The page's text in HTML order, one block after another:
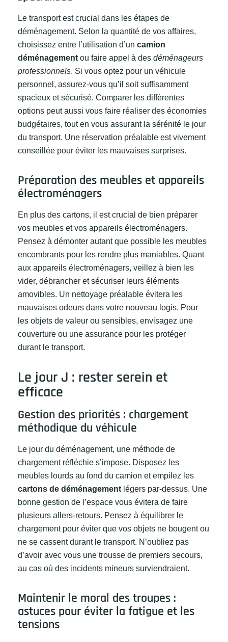
Le transport est crucial dans les étapes de
déménagement. Selon la quantité de vos affaires,
choisissez entre l’utilisation d’un camion
déménagement ou faire appel à des déménageurs
professionnels. Si vous optez pour un véhicule
personnel, assurez-vous qu’il soit suffisamment
spacieux et sécurisé. Comparer les différentes
options peut aussi vous faire réaliser des économies
budgétaires, tout en vous assurant la sérénité le jour
du transport. Une réservation préalable est vivement
conseillée pour éviter les mauvaises surprises.
Préparation des meubles et appareils
électroménagers
En plus des cartons, il est crucial de bien préparer
vos meubles et vos appareils électroménagers.
Pensez à démonter autant que possible les meubles
encombrants pour les rendre plus maniables. Quant
aux appareils électroménagers, veillez à bien les
vider, débrancher et sécuriser leurs éléments
amovibles. Un nettoyage préalable évitera les
mauvaises odeurs dans votre nouveau logis. Pour
les objets de valeur ou sensibles, envisagez une
couverture ou une assurance pour les protéger
durant le transport.
Le jour J : rester serein et
efficace
Gestion des priorités : chargement
méthodique du véhicule
Le jour du déménagement, une méthode de
chargement réfléchie s’impose. Disposez les
meubles lourds au fond du camion et empilez les
cartons de déménagement légers par-dessus. Une
bonne gestion de l’espace vous évitera de faire
plusieurs allers-retours. Pensez à équilibrer le
chargement pour éviter que vos objets ne bougent ou
ne se cassent durant le transport. N’oubliez pas
d’avoir avec vous une trousse de premiers secours,
au cas où des incidents mineurs surviendraient.
Maintenir le moral des troupes :
astuces pour éviter la fatigue et les
tensions